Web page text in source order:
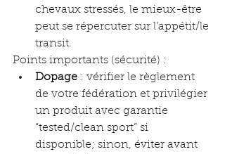
chevaux stressés, le mieux-être
peut se répercuter sur l’appétit/le
transit.
Points importants (sécurité) :
Dopage : vérifier le règlement
de votre fédération et privilégier
un produit avec garantie
“tested/clean sport” si
disponible; sinon, éviter avant